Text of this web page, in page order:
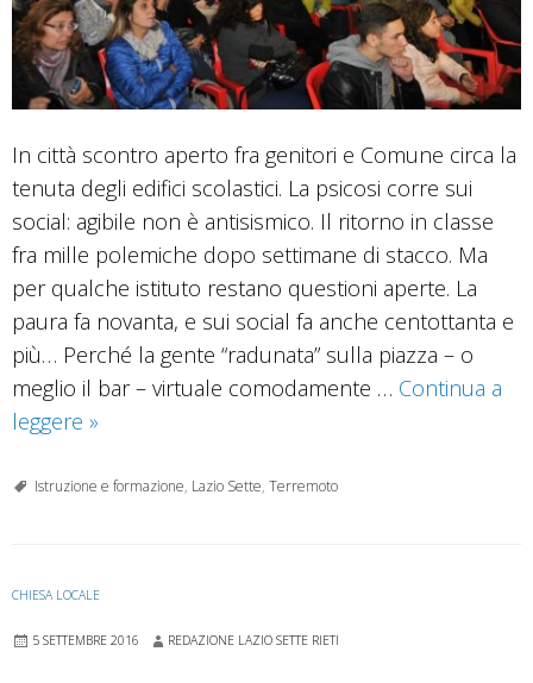
In città scontro aperto fra genitori e Comune circa la
tenuta degli edifici scolastici. La psicosi corre sui
social: agibile non è antisismico. Il ritorno in classe
fra mille polemiche dopo settimane di stacco. Ma
per qualche istituto restano questioni aperte. La
paura fa novanta, e sui social fa anche centottanta e
più… Perché la gente “radunata” sulla piazza – o
meglio il bar – virtuale comodamente … Continua a
leggere Scuole,
crollo?
»
Istruzione e formazione, Lazio Sette, Terremoto
CHIESA LOCALE
5 SETTEMBRE 2016 REDAZIONE LAZIO SETTE RIETI